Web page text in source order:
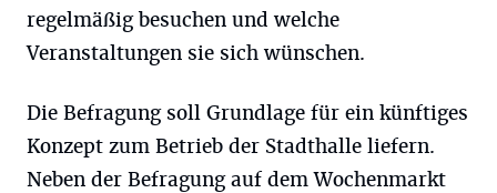
regelmäßig besuchen und welche
Veranstaltungen sie sich wünschen.
Die Befragung soll Grundlage für ein künftiges
Konzept zum Betrieb der Stadthalle liefern.
Neben der Befragung auf dem Wochenmarkt